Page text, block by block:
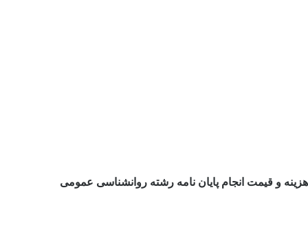
هزینه و قیمت انجام پایان نامه رشته روانشناسی عمومی